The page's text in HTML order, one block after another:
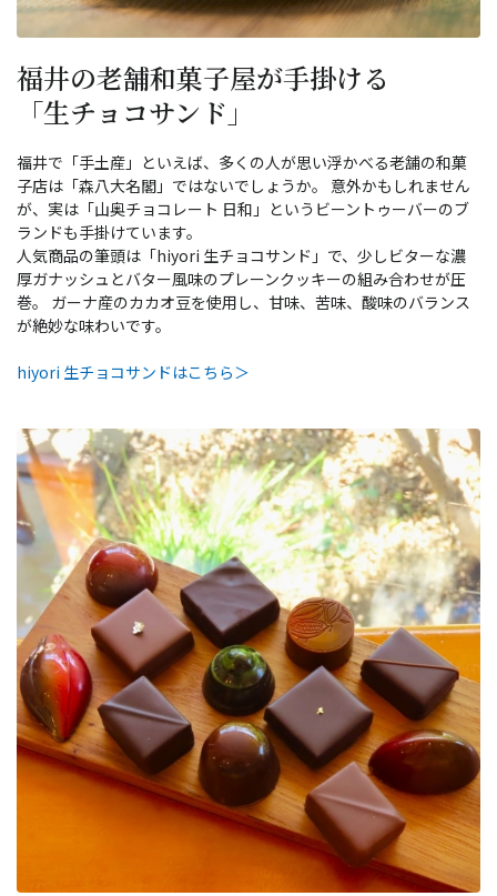
福井の老舗和菓子屋が手掛ける
「生チョコサンド」
福井で「手土産」といえば、多くの人が思い浮かべる老舗の和菓
子店は「森八大名閣」ではないでしょうか。 意外かもしれません
が、実は「山奥チョコレート 日和」というビーントゥーバーのブ
ランドも手掛けています。
人気商品の筆頭は「hiyori 生チョコサンド」で、少しビターな濃
厚ガナッシュとバター風味のプレーンクッキーの組み合わせが圧
巻。 ガーナ産のカカオ豆を使用し、甘味、苦味、酸味のバランス
が絶妙な味わいです。
hiyori 生チョコサンドはこちら＞